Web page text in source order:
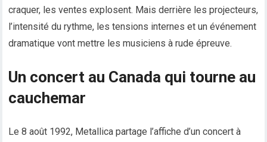
craquer, les ventes explosent. Mais derrière les projecteurs,
l’intensité du rythme, les tensions internes et un événement
dramatique vont mettre les musiciens à rude épreuve.
Un concert au Canada qui tourne au
cauchemar
Le 8 août 1992, Metallica partage l’affiche d’un concert à